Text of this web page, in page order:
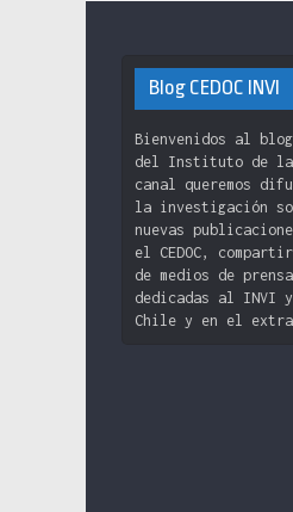
Blog CEDOC INVI
Bienvenidos al
del Instituto de la
canal queremos
la investigación
nuevas
el CEDOC,
de medios de
dedicadas al INVI
Chile y en el